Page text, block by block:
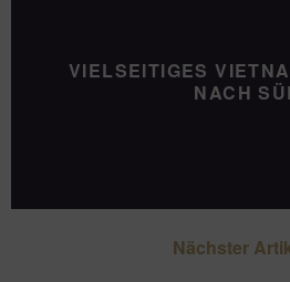
VIELSEITIGES
NACH
Nächster